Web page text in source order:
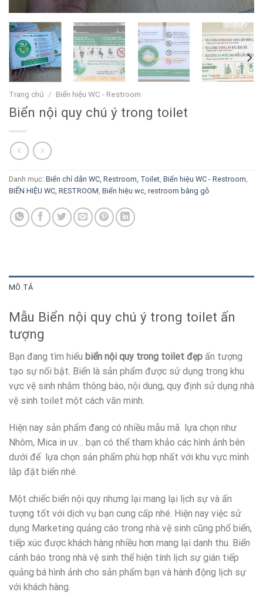
Trang chủ / Biển hiệu WC - Restroom
Biển nội quy chú ý trong toilet
Danh mục: Biển chỉ dẫn WC, Restroom, Toilet, Biển hiệu WC - Restroom,
BIỂN HIỆU WC, RESTROOM, Biển hiệu wc, restroom bằng gỗ
MÔ TẢ
Mẫu Biển nội quy chú ý trong toilet ấn
tượng
Bạn đang tìm hiểu biển nội quy trong toilet đẹp ấn tượng
tạo sự nổi bật. Biển là sản phẩm được sử dụng trong khu
vực vệ sinh nhằm thông báo, nội dung, quy định sử dụng nhà
vệ sinh toilet một cách văn minh.
Hiện nay sản phẩm đang có nhiều mẫu mã lựa chọn như
Nhôm, Mica in uv… bạn có thể tham khảo các hình ảnh bên
dưới để lựa chọn sản phẩm phù hợp nhất với khu vực mình
lắp đặt biển nhé.
Một chiếc biển nội quy nhưng lại mang lại lịch sự và ấn
tượng tốt với dịch vụ bạn cung cấp nhé. Hiện nay việc sử
dụng Marketing quảng cáo trong nhà vệ sinh cũng phổ biển,
tiếp xúc được khách hàng nhiều hơn mang lại danh thu. Biển
cảnh báo trong nhà vệ sinh thể hiện tính lịch sự gián tiếp
quảng bá hình ảnh cho sản phẩm bạn và hành động lịch sự
với khách hàng.